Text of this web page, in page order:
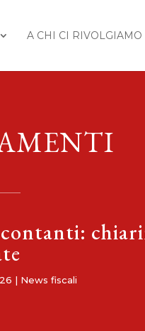
A CHI CI RIVOLGIAMO
| News fiscali